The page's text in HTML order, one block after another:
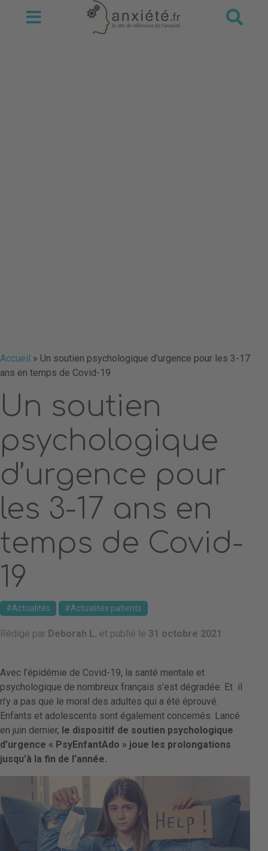
Accueil » Un soutien psychologique d’urgence pour les 3-17
ans en temps de Covid-19
Un soutien
psychologique
d’urgence pour
les 3-17 ans en
temps de Covid-
19
Actualités Actualités patients
Rédigé par Deborah L. et publié le 31 octobre 2021
Avec l’épidémie de Covid-19, la santé mentale et
psychologique de nombreux français s’est dégradée. Et il
n’y a pas que le moral des adultes qui a été éprouvé.
Enfants et adolescents sont également concernés. Lancé
en juin dernier, le dispositif de soutien psychologique
d’urgence « PsyEnfantAdo » joue les prolongations
jusqu’à la fin de l’année.